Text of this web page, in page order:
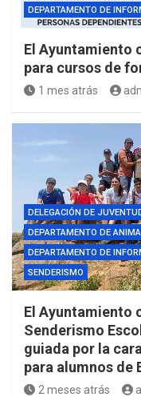
DEPARTAMENTO DE
El Ayuntamiento
para cursos de
1 mes atrás
DELEGACIÓN DE
DEPARTAMENTO DE
DEPARTAMENTO DE
SENDERISMO
El Ayuntamiento
Senderismo
guiada por la
para alumnos de
2 meses atrás